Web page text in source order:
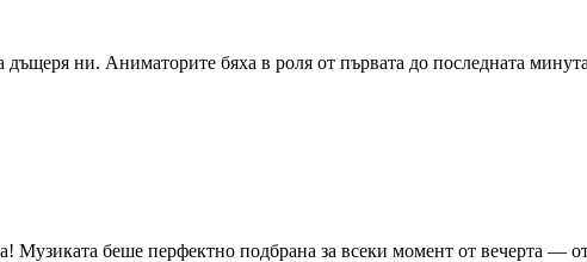
ни. Аниматорите бяха в роля от първата до последната
Музиката беше перфектно подбрана за всеки момент от вечерта —